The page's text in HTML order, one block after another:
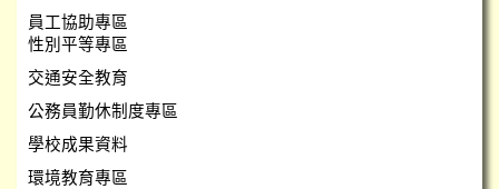
員工協助專區
性別平等專區
交通安全教育
公務員勤休制度專區
學校成果資料
環境教育專區